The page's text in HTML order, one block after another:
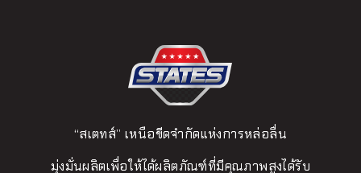
“สเตทส์” เหนือขีดจำกัดแห่งการหล่อลื่น
มุ่งมั่นผลิตเพื่อให้ได้ผลิตภัณฑ์ที่มีคุณภาพสูงได้รับ